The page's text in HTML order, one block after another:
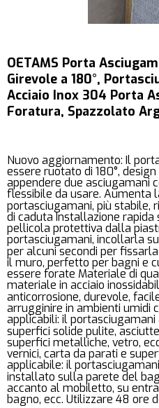
OETAMS Porta
Girevole a 180°,
Acciaio Inox 304 Porta
Foratura, Spazzolato
Nuovo aggiornamento: Il
essere ruotato di 180°,
appendere due asciugamani
flessibile da usare. Aumenta
portasciugamani, più stabile,
di caduta Installazione
pellicola protettiva dalla
portasciugamani, incollarla
per alcuni secondi per
il muro, perfetto per bagni e
essere forate Materiale di
materiale in acciaio
anticorrosione, durevole,
arrugginire in ambienti umidi
applicabili: il
superfici solide pulite,
superfici metalliche, vetro,
vernici, carta da parati e
applicabile: il
installato sulla parete del
accanto al mobiletto, su
bagno, ecc. Utilizzare 48 ore